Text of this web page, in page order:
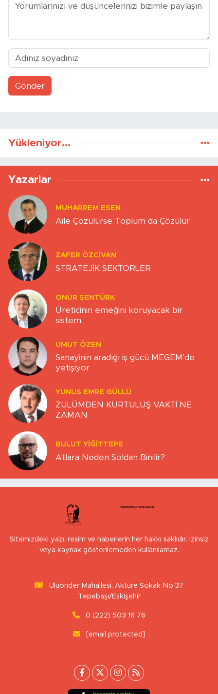
Gönder
Yükleniyor...
Yazarlar
MUHARREM ESEN
Aile Çözülürse Toplum da Çözülür
ZAFER ÖZCIVAN
STRATEJİK SEKTÖRLER
ONUR ŞENTÜRK
Üreticinin emeğini koruyacak bir
sistem
UMUT ÖZEN
Sanayinin aradığı iş gücü MEGEM’de
yetişiyor
YUNUS EMRE GÜLLÜ
ZULÜMDEN KURTULUŞ VAKTİ NE
ZAMAN
BULUT YİĞİTTEPE
Atlara Neden Soldan Binilir?
Sitemizdeki yazı, resim ve haberlerin her hakkı saklıdır. İzinsiz
veya kaynak gösterilemeden kullanılamaz.
Uluönder Mahallesi, Aktüre Sokak No:37
Tepebaşı/Eskişehir
0 (222) 503 16 76
[email protected]